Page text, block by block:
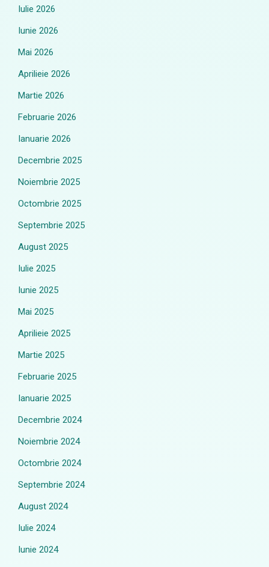
Iulie 2026
Iunie 2026
Mai 2026
Aprilieie 2026
Martie 2026
Februarie 2026
Ianuarie 2026
Decembrie 2025
Noiembrie 2025
Octombrie 2025
Septembrie 2025
August 2025
Iulie 2025
Iunie 2025
Mai 2025
Aprilieie 2025
Martie 2025
Februarie 2025
Ianuarie 2025
Decembrie 2024
Noiembrie 2024
Octombrie 2024
Septembrie 2024
August 2024
Iulie 2024
Iunie 2024